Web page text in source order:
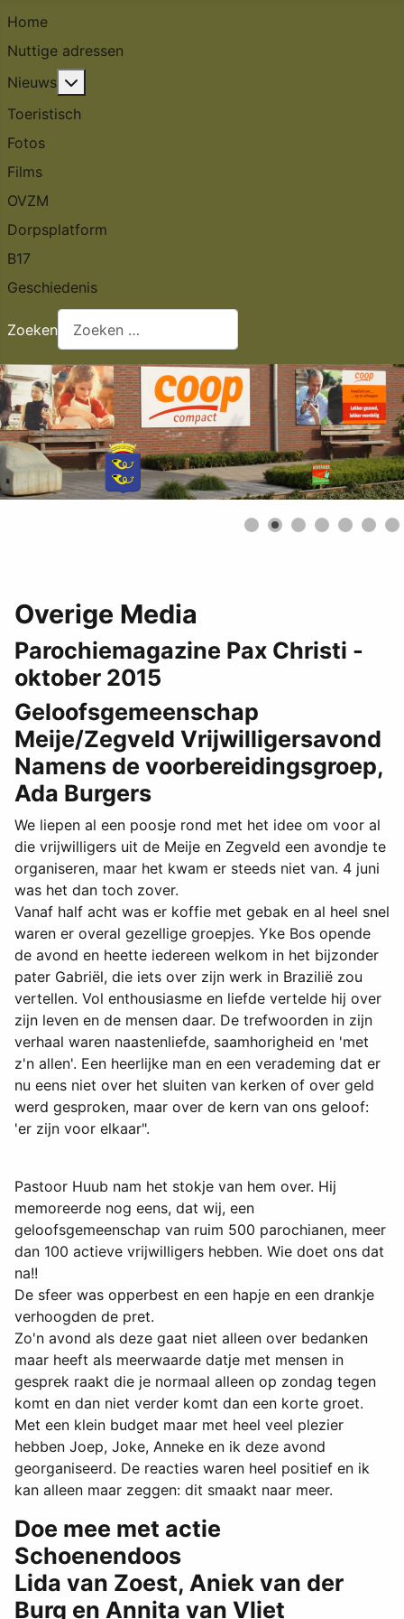
Home
Nuttige adressen
Nieuws
Toeristisch
Fotos
Films
OVZM
Dorpsplatform
B17
Geschiedenis
Zoeken
Overige Media
Parochiemagazine Pax Christi -
oktober 2015
Geloofsgemeenschap
Meije/Zegveld Vrijwilligersavond
Namens de voorbereidingsgroep,
Ada Burgers
We liepen al een poosje rond met het idee om voor al
die vrijwilligers uit de Meije en Zegveld een avondje te
organiseren, maar het kwam er steeds niet van. 4 juni
was het dan toch zover.
Vanaf half acht was er koffie met gebak en al heel snel
waren er overal gezellige groepjes. Yke Bos opende
de avond en heette iedereen welkom in het bijzonder
pater Gabriël, die iets over zijn werk in Brazilië zou
vertellen. Vol enthousiasme en liefde vertelde hij over
zijn leven en de mensen daar. De trefwoorden in zijn
verhaal waren naastenliefde, saamhorigheid en 'met
z'n allen'. Een heerlijke man en een verademing dat er
nu eens niet over het sluiten van kerken of over geld
werd gesproken, maar over de kern van ons geloof:
'er zijn voor elkaar".
Pastoor Huub nam het stokje van hem over. Hij
memoreerde nog eens, dat wij, een
geloofsgemeenschap van ruim 500 parochianen, meer
dan 100 actieve vrijwilligers hebben. Wie doet ons dat
na!!
De sfeer was opperbest en een hapje en een drankje
verhoogden de pret.
Zo'n avond als deze gaat niet alleen over bedanken
maar heeft als meerwaarde datje met mensen in
gesprek raakt die je normaal alleen op zondag tegen
komt en dan niet verder komt dan een korte groet.
Met een klein budget maar met heel veel plezier
hebben Joep, Joke, Anneke en ik deze avond
georganiseerd. De reacties waren heel positief en ik
kan alleen maar zeggen: dit smaakt naar meer.
Doe mee met actie
Schoenendoos
Lida van Zoest, Aniek van der
Burg en Annita van Vliet